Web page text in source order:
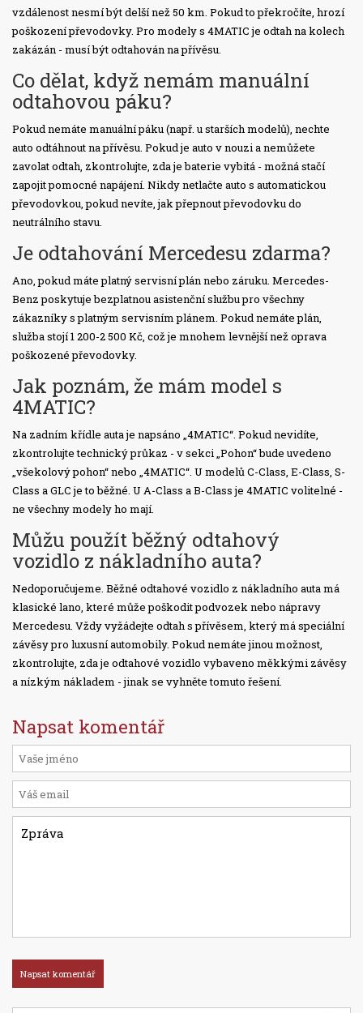
vzdálenost nesmí být delší než 50 km. Pokud to překročíte, hrozí
poškození převodovky. Pro modely s 4MATIC je odtah na kolech
zakázán - musí být odtahován na přívěsu.
Co dělat, když nemám manuální
odtahovou páku?
Pokud nemáte manuální páku (např. u starších modelů), nechte
auto odtáhnout na přívěsu. Pokud je auto v nouzi a nemůžete
zavolat odtah, zkontrolujte, zda je baterie vybitá - možná stačí
zapojit pomocné napájení. Nikdy netlačte auto s automatickou
převodovkou, pokud nevíte, jak přepnout převodovku do
neutrálního stavu.
Je odtahování Mercedesu zdarma?
Ano, pokud máte platný servisní plán nebo záruku. Mercedes-
Benz poskytuje bezplatnou asistenční službu pro všechny
zákazníky s platným servisním plánem. Pokud nemáte plán,
služba stojí 1 200-2 500 Kč, což je mnohem levnější než oprava
poškozené převodovky.
Jak poznám, že mám model s
4MATIC?
Na zadním křídle auta je napsáno „4MATIC“. Pokud nevidíte,
zkontrolujte technický průkaz - v sekci „Pohon“ bude uvedeno
„všekolový pohon“ nebo „4MATIC“. U modelů C-Class, E-Class, S-
Class a GLC je to běžné. U A-Class a B-Class je 4MATIC volitelné -
ne všechny modely ho mají.
Můžu použít běžný odtahový
vozidlo z nákladního auta?
Nedoporučujeme. Běžné odtahové vozidlo z nákladního auta má
klasické lano, které může poškodit podvozek nebo nápravy
Mercedesu. Vždy vyžádejte odtah s přívěsem, který má speciální
závěsy pro luxusní automobily. Pokud nemáte jinou možnost,
zkontrolujte, zda je odtahové vozidlo vybaveno měkkými závěsy
a nízkým nákladem - jinak se vyhněte tomuto řešení.
Napsat komentář